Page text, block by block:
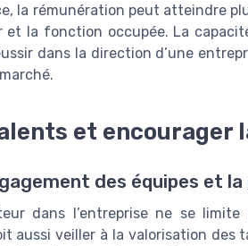
la rémunération peut atteindre
et la fonction occupée. La
dans la direction d’une
et encourager
des équipes et
dans l’entreprise ne se
aussi veiller à la valorisation